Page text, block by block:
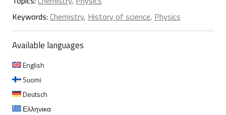
Keywords: Chemistry, History of science, Physics
Available languages
English
Suomi
Deutsch
Ελληνικα